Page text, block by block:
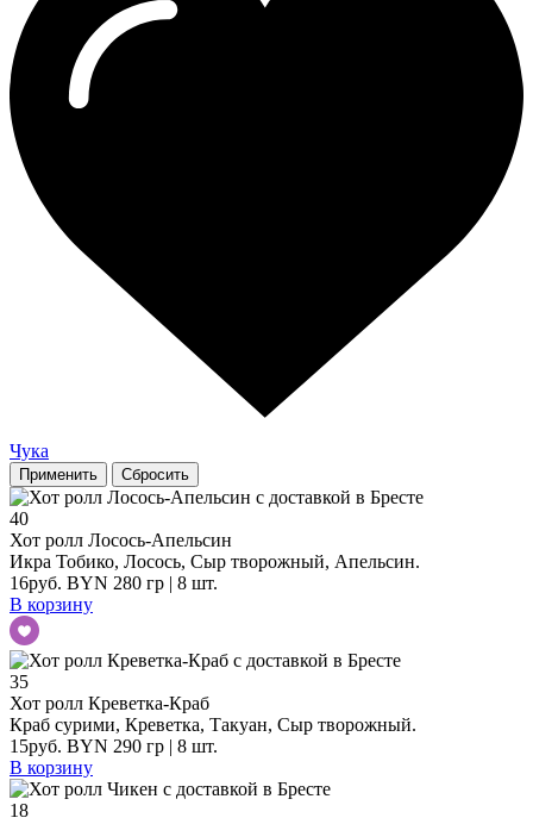
Чука
Применить Сбросить
40
Хот ролл Лосось-Апельсин
Икра Тобико, Лосось, Сыр творожный, Апельсин.
16руб. BYN 280 гр | 8 шт.
В корзину
35
Хот ролл Креветка-Краб
Краб сурими, Креветка, Такуан, Сыр творожный.
15руб. BYN 290 гр | 8 шт.
В корзину
18